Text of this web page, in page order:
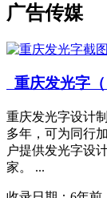
广告传媒
重庆发光字（
重庆发光字设计
多年，可为同行
户提供发光字设
家。 ...